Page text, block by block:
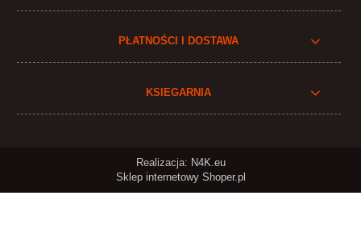
PŁATNOŚCI I DOSTAWA
KSIEGARNIA
Realizacja: N4K.eu
Sklep internetowy Shoper.pl